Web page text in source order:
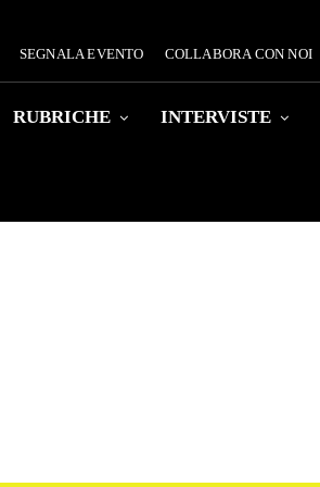
SEGNALA EVENTO COLLABORA CON NOI
RUBRICHE INTERVISTE